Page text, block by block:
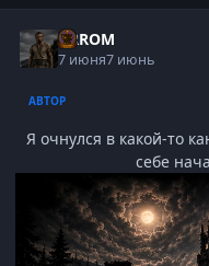
ARROM
7 июня7 июнь
АВТОР
Я очнулся в какой-то
себе